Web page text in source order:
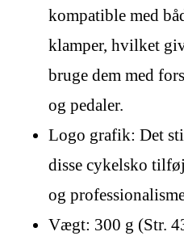
kompatible med
klamper, hvilket
bruge dem med
og pedaler.
Logo grafik: Det
disse cykelsko
og
Vægt: 300 g (Str.